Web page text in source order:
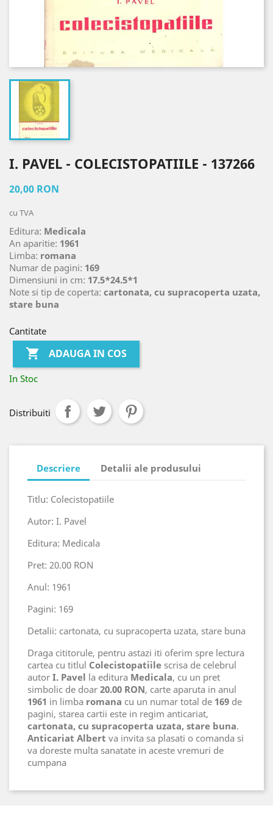
I. PAVEL - COLECISTOPATIILE - 137266
20,00 RON
cu TVA
Editura: Medicala
An aparitie: 1961
Limba: romana
Numar de pagini: 169
Dimensiuni in cm: 17.5*24.5*1
Note si tip de coperta: cartonata, cu supracoperta uzata,
stare buna
Cantitate
 ADAUGA IN COS
In Stoc
Distribuiti
Descriere Detalii ale produsului
Titlu: Colecistopatiile
Autor: I. Pavel
Editura: Medicala
Pret: 20.00 RON
Anul: 1961
Pagini: 169
Detalii: cartonata, cu supracoperta uzata, stare buna
Draga cititorule, pentru astazi iti oferim spre lectura
cartea cu titlul Colecistopatiile scrisa de celebrul
autor I. Pavel la editura Medicala, cu un pret
simbolic de doar 20.00 RON, carte aparuta in anul
1961 in limba romana cu un numar total de 169 de
pagini, starea cartii este in regim anticariat,
cartonata, cu supracoperta uzata, stare buna.
Anticariat Albert va invita sa plasati o comanda si
va doreste multa sanatate in aceste vremuri de
cumpana